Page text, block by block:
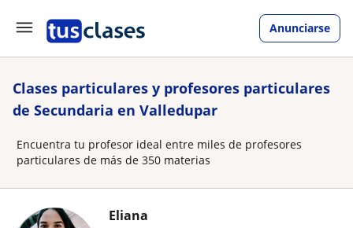
Anunciarse
Clases particulares y profesores particulares
de Secundaria en Valledupar
Encuentra tu profesor ideal entre miles de profesores
particulares de más de 350 materias
Eliana